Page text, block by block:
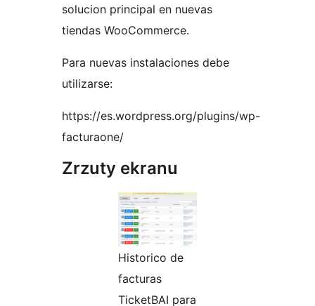
solucion principal en nuevas
tiendas WooCommerce.
Para nuevas instalaciones debe
utilizarse:
https://es.wordpress.org/plugins/wp-
facturaone/
Zrzuty ekranu
Historico de
facturas
TicketBAI para